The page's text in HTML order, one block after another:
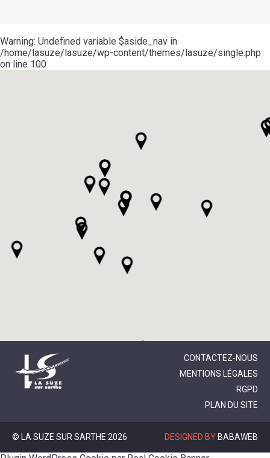
Warning: Undefined variable $aside_nav in
/home/lasuze/lasuze/wp-content/themes/lasuze/single.php
on line 100
CONTACTEZ-NOUS
MENTIONS LÉGALES
RGPD
PLAN DU SITE
© LA SUZE SUR SARTHE 2026 DESIGNED BY BABAWEB